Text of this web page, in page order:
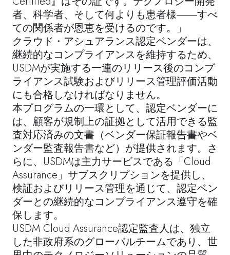
者、科学者、そして何よりも患者様――すべ
ての関係者が恩恵を受けるのです。」
クラウド・アシュアランス認定ベンダーは、
継続的なコンプライアンスを維持するため、
USDMが実施する一連のリリース後のコンプ
ライアンス試験およびリリース管理評価活動
にも合格しなければなりません。
本プログラムの一環として、認定ベンダーに
は、顧客が規制上の証拠として活用できる監
査対応済みの文書（ベンダー保証報告書やベ
ンダー監査報告書など）が提供されます。さ
らに、USDMは主力サービスである「Cloud
Assurance」サブスクリプションを提供し、
検証およびリリース管理を通じて、認定ベン
ダーとの継続的なコンプライアンス遵守を確
保します。
USDM Cloud Assurance認定監査人は、独立
した非政府系のグローバルチームであり、世